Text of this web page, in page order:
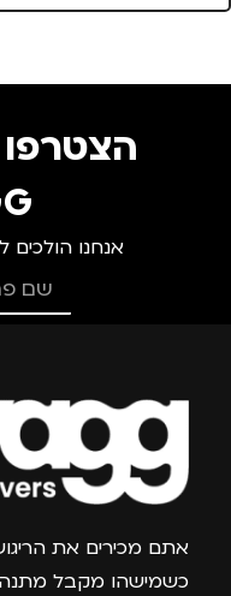
120 × 58 × 13
,חיילים ,טיולים ,
הצטרפו
אנחנו
אתם מכירים את
כשמישהו מקבל מתנה